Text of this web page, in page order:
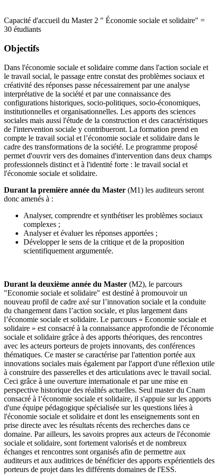
Capacité d'accueil du Master 2 " Économie sociale et solidaire" =
30 étudiants
Objectifs
Dans l'économie sociale et solidaire comme dans l'action sociale et
le travail social, le passage entre constat des problèmes sociaux et
créativité des réponses passe nécessairement par une analyse
interprétative de la société et par une connaissance des
configurations historiques, socio-politiques, socio-économiques,
institutionnelles et organisationnelles. Les apports des sciences
sociales mais aussi l'étude de la construction et des caractéristiques
de l'intervention sociale y contribueront. La formation prend en
compte le travail social et l’économie sociale et solidaire dans le
cadre des transformations de la société. Le programme proposé
permet d'ouvrir vers des domaines d'intervention dans deux champs
professionnels distinct et à l'identité forte : le travail social et
l'économie sociale et solidaire.
Durant la première année du Master (M1) les auditeurs seront
donc amenés à :
Analyser, comprendre et synthétiser les problèmes sociaux
complexes ;
Analyser et évaluer les réponses apportées ;
Développer le sens de la critique et de la proposition
scientifiquement argumentée.
Durant la deuxième année du Master (M2), le parcours
"Economie sociale et solidaire" est destiné à promouvoir un
nouveau profil de cadre axé sur l’innovation sociale et la conduite
du changement dans l’action sociale, et plus largement dans
l’économie sociale et solidaire. Le parcours « Economie sociale et
solidaire » est consacré à la connaissance approfondie de l'économie
sociale et solidaire grâce à des apports théoriques, des rencontres
avec les acteurs porteurs de projets innovants, des conférences
thématiques. Ce master se caractérise par l'attention portée aux
innovations sociales mais également par l'apport d'une réflexion utile
à construire des passerelles et des articulations avec le travail social.
Ceci grâce à une ouverture internationale et par une mise en
perspective historique des réalités actuelles. Seul master du Cnam
consacré à l’économie sociale et solidaire, il s'appuie sur les apports
d'une équipe pédagogique spécialisée sur les questions liées à
l'économie sociale et solidaire et dont les enseignements sont en
prise directe avec les résultats récents des recherches dans ce
domaine. Par ailleurs, les savoirs propres aux acteurs de l'économie
sociale et solidaire, sont fortement valorisés et de nombreux
échanges et rencontres sont organisés afin de permettre aux
auditeurs et aux auditrices de bénéficier des apports expérientiels des
porteurs de projet dans les différents domaines de l'ESS.